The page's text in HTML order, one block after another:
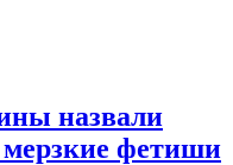
назвали
фетиши